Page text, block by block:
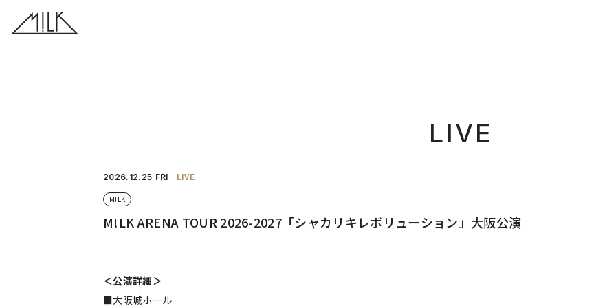
LIVE
2026. 12.25 FRI LIVE
M!LK
M!LK ARENA TOUR 2026-2027「シャカリキレボリューション」大阪公演
＜公演詳細＞
■大阪城ホール